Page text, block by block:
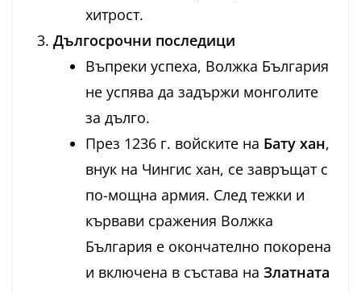
хитрост.
Дългосрочни последици
Въпреки успеха, Волжка България
не успява да задържи монголите
за дълго.
През 1236 г. войските на Бату хан,
внук на Чингис хан, се завръщат с
по-мощна армия. След тежки и
кървави сражения Волжка
България е окончателно покорена
и включена в състава на Златната